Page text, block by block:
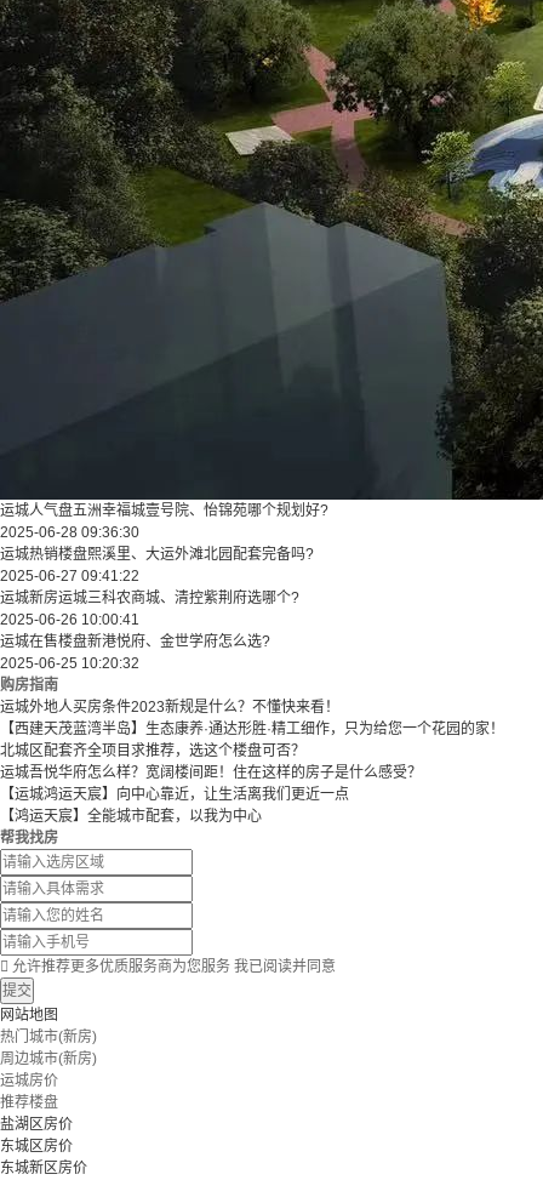
运城人气盘五洲幸福城壹号院、怡锦苑哪个规划好?
2025-06-28 09:36:30
运城热销楼盘熙溪里、大运外滩北园配套完备吗?
2025-06-27 09:41:22
运城新房运城三科农商城、清控紫荆府选哪个?
2025-06-26 10:00:41
运城在售楼盘新港悦府、金世学府怎么选?
2025-06-25 10:20:32
购房指南
运城外地人买房条件2023新规是什么？不懂快来看！
【西建天茂蓝湾半岛】生态康养·通达形胜·精工细作，只为给您一个花园的家！
北城区配套齐全项目求推荐，选这个楼盘可否？
运城吾悦华府怎么样？宽阔楼间距！住在这样的房子是什么感受？
【运城鸿运天宸】向中心靠近，让生活离我们更近一点
【鸿运天宸】全能城市配套，以我为中心
帮我找房
 允许推荐更多优质服务商为您服务 我已阅读并同意
提交
网站地图
热门城市(新房)
周边城市(新房)
运城房价
推荐楼盘
盐湖区房价
东城区房价
东城新区房价